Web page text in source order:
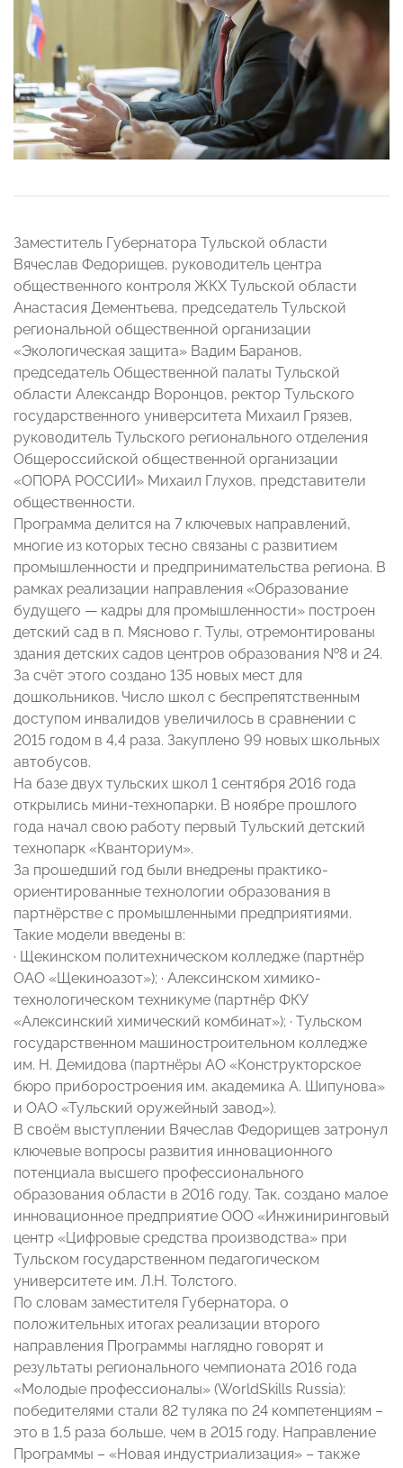
Заместитель Губернатора Тульской области
Вячеслав Федорищев, руководитель центра
общественного контроля ЖКХ Тульской области
Анастасия Дементьева, председатель Тульской
региональной общественной организации
«Экологическая защита» Вадим Баранов,
председатель Общественной палаты Тульской
области Александр Воронцов, ректор Тульского
государственного университета Михаил Грязев,
руководитель Тульского регионального отделения
Общероссийской общественной организации
«ОПОРА РОССИИ» Михаил Глухов, представители
общественности.
Программа делится на 7 ключевых направлений,
многие из которых тесно связаны с развитием
промышленности и предпринимательства региона. В
рамках реализации направления «Образование
будущего — кадры для промышленности» построен
детский сад в п. Мясново г. Тулы, отремонтированы
здания детских садов центров образования №8 и 24.
За счёт этого создано 135 новых мест для
дошкольников. Число школ с беспрепятственным
доступом инвалидов увеличилось в сравнении с
2015 годом в 4,4 раза. Закуплено 99 новых школьных
автобусов.
На базе двух тульских школ 1 сентября 2016 года
открылись мини-технопарки. В ноябре прошлого
года начал свою работу первый Тульский детский
технопарк «Кванториум».
За прошедший год были внедрены практико-
ориентированные технологии образования в
партнёрстве с промышленными предприятиями.
Такие модели введены в:
· Щекинском политехническом колледже (партнёр
ОАО «Щекиноазот»); · Алексинском химико-
технологическом техникуме (партнёр ФКУ
«Алексинский химический комбинат»); · Тульском
государственном машиностроительном колледже
им. Н. Демидова (партнёры АО «Конструкторское
бюро приборостроения им. академика А. Шипунова»
и ОАО «Тульский оружейный завод»).
В своём выступлении Вячеслав Федорищев затронул
ключевые вопросы развития инновационного
потенциала высшего профессионального
образования области в 2016 году. Так, создано малое
инновационное предприятие ООО «Инжиниринговый
центр «Цифровые средства производства» при
Тульском государственном педагогическом
университете им. Л.Н. Толстого.
По словам заместителя Губернатора, о
положительных итогах реализации второго
направления Программы наглядно говорят и
результаты регионального чемпионата 2016 года
«Молодые профессионалы» (WorldSkills Russia):
победителями стали 82 туляка по 24 компетенциям –
это в 1,5 раза больше, чем в 2015 году. Направление
Программы – «Новая индустриализация» – также